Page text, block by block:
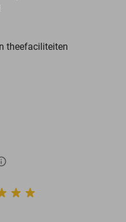
theefaciliteiten